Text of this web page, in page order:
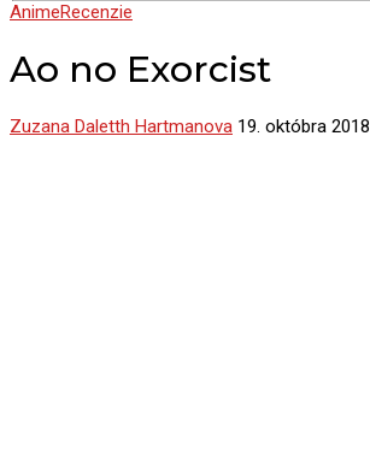
AnimeRecenzie
Ao no Exorcist
Zuzana Daletth Hartmanova 19. októbra 2018